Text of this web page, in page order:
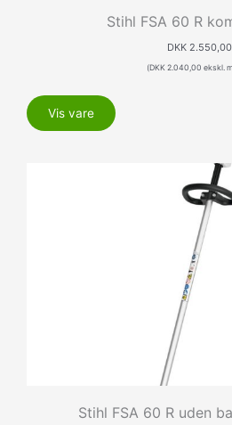
Stihl FSA 60 R
DKK2.550,00
(DKK 2.040,00 ekskl.
Vis vare
Stihl FSA 60 R uden